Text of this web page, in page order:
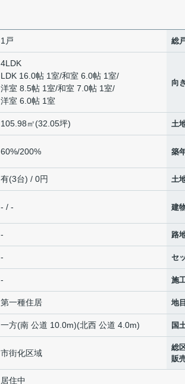
1戸 総
4LDK
LDK 16.0帖 1室/和室 6.0帖 1室/
洋室 8.5帖 1室/和室 7.0帖 1室/
洋室 6.0帖 1室
向き
105.98㎡(32.05坪) 土
60%/200% 築
有(3台) / 0円 土
- / - 建
- 路
- セ
- 施
第一種住居 地
一方(南 公道 10.0m)(北西 公道 4.0m) 国
市街化区域
総
販
居住中